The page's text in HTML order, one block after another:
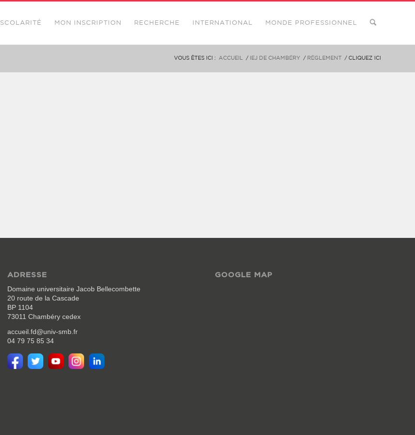
SCOLARITÉ MON INSCRIPTION RECHERCHE INTERNATIONAL MONDE PROFESSIONNEL
VOUS ÊTES ICI : ACCUEIL / IEJ DE CHAMBÉRY / RÈGLEMENT / CLIQUEZ ICI
ADRESSE
Domaine universitaire Jacob Bellecombette
20 route de la Cascade
BP 1104
73011 Chambéry cedex
accueil.fd@univ-smb.fr
04 79 75 85 34
GOOGLE MAP